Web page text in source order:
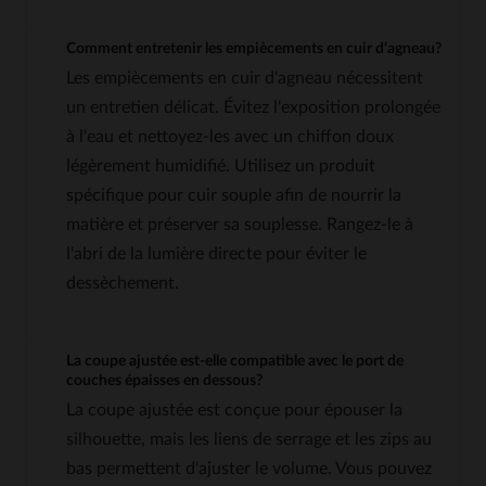
Comment entretenir les empiècements en cuir d'agneau?
Les empiècements en cuir d'agneau nécessitent
un entretien délicat. Évitez l'exposition prolongée
à l'eau et nettoyez-les avec un chiffon doux
légèrement humidifié. Utilisez un produit
spécifique pour cuir souple afin de nourrir la
matière et préserver sa souplesse. Rangez-le à
l'abri de la lumière directe pour éviter le
dessèchement.
La coupe ajustée est-elle compatible avec le port de
couches épaisses en dessous?
La coupe ajustée est conçue pour épouser la
silhouette, mais les liens de serrage et les zips au
bas permettent d'ajuster le volume. Vous pouvez